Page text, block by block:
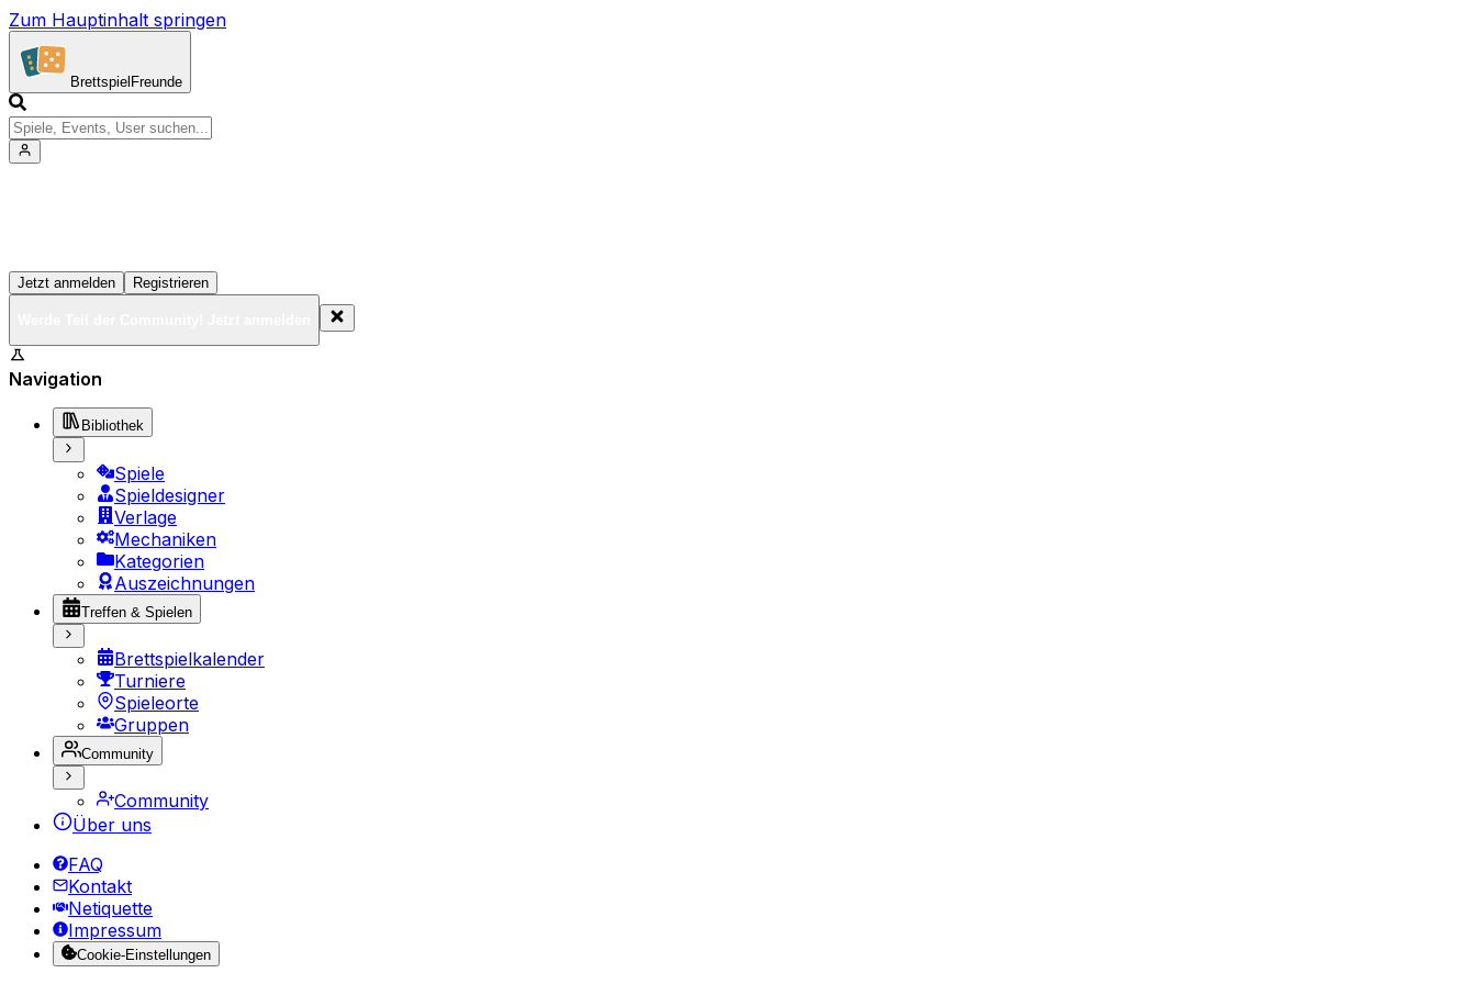
Zum Hauptinhalt springen
Brettspiel Freunde
Jetzt anmelden Registrieren
Navigation
Bibliothek
Spiele
Spieldesigner
Verlage
Mechaniken
Kategorien
Auszeichnungen
Treffen & Spielen
Brettspielkalender
Turniere
Spieleorte
Gruppen
Community
Community
Über uns
FAQ
Kontakt
Netiquette
Impressum
Cookie-Einstellungen